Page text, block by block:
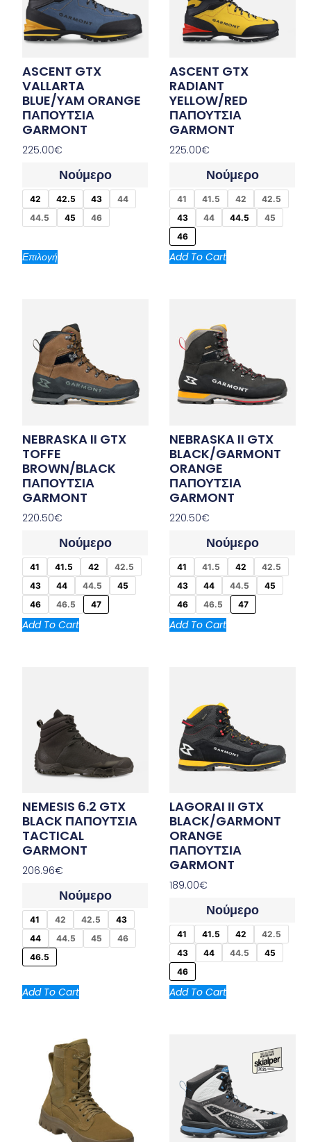
ASCENT GTX
VALLARTA
BLUE/YAM ORANGE
ΠΑΠΟΥΤΣΙΑ
GARMONT
225.00€
Νούμερο
42 42.5 43
44
44.5
45 46
Επιλογή
ASCENT GTX
RADIANT
YELLOW/RED
ΠΑΠΟΥΤΣΙΑ
GARMONT
225.00€
Νούμερο
41 41.5 42
42.5
43
44 44.5
45
46
Add To Cart
NEBRASKA II GTX
TOFFE
BROWN/BLACK
ΠΑΠΟΥΤΣΙΑ
GARMONT
220.50€
Νούμερο
41 41.5 42
42.5
43
44 44.5
45
46
46.5 47
Add To Cart
NEBRASKA II GTX
BLACK/GARMONT
ORANGE
ΠΑΠΟΥΤΣΙΑ
GARMONT
220.50€
Νούμερο
41 41.5 42
42.5
43
44 44.5
45
46
46.5 47
Add To Cart
NEMESIS 6.2 GTX
BLACK ΠΑΠΟΥΤΣΙΑ
TACTICAL
GARMONT
206.96€
Νούμερο
41 42 42.5
43
44
44.5 45
46
46.5
Add To Cart
LAGORAI ΙΙ GTX
BLACK/GARMONT
ORANGE
ΠΑΠΟΥΤΣΙΑ
GARMONT
189.00€
Νούμερο
41 41.5 42
42.5
43
44 44.5
45
46
Add To Cart